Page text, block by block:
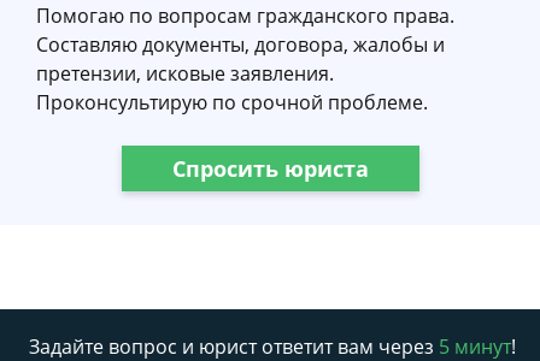
Помогаю по вопросам гражданского права.
Составляю документы, договора, жалобы и
претензии, исковые заявления.
Проконсультирую по срочной проблеме.
Спросить юриста
Задайте вопрос и юрист ответит вам через 5 минут!